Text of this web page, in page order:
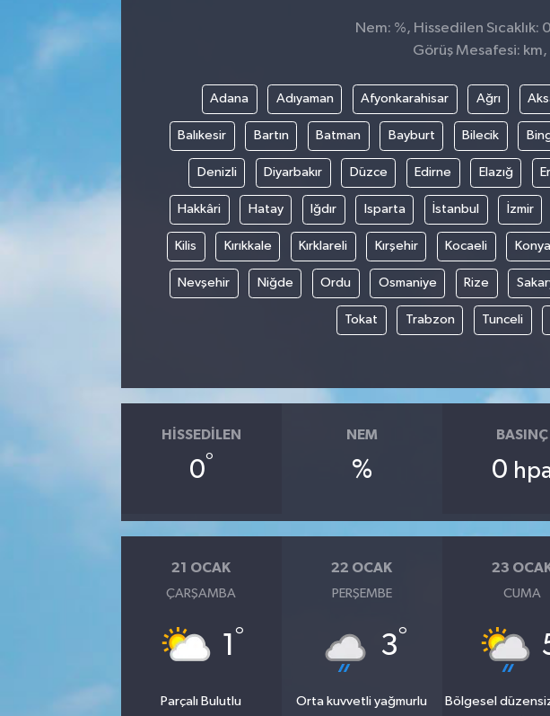
Nem: %, Hissedilen Sıcaklık: 0
Görüş Mesafesi: km,
Adana Adıyaman Afyonkarahisar Ağrı
Balıkesir Bartın Batman Bayburt Bilecik
Denizli Diyarbakır Düzce Edirne Elazığ
Hakkâri Hatay Iğdır Isparta İstanbul İzmir
Kilis Kırıkkale Kırklareli Kırşehir Kocaeli Konya
Nevşehir Niğde Ordu Osmaniye Rize
Tokat Trabzon Tunceli
HISSEDILEN
0°
NEM
%
BASINÇ
0
21 OCAK
ÇARŞAMBA
1 °
Parçalı Bulutlu
22 OCAK
PERŞEMBE
3°
Orta kuvvetli yağmurlu
23
CUMA
Bölgesel